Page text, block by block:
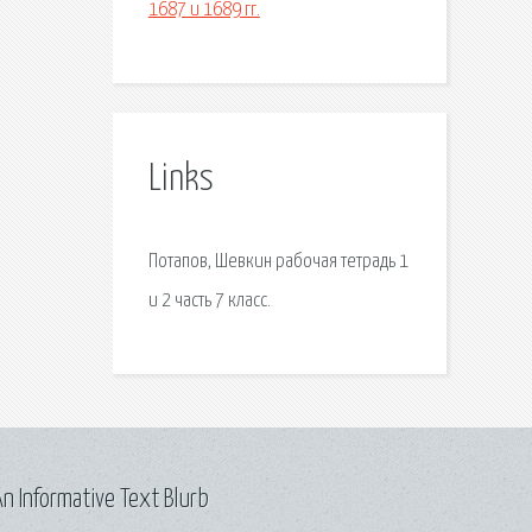
1687 и 1689 гг.
Links
Потапов, Шевкин рабочая тетрадь 1
и 2 часть 7 класс.
Informative Text Blurb